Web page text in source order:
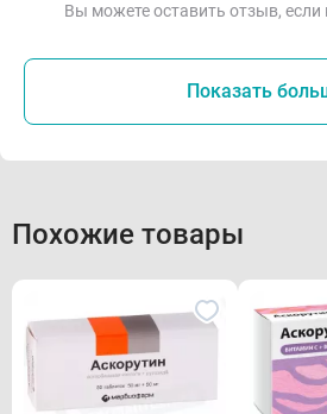
Вы можете оставить отзыв, если
Показать
Похожие товары